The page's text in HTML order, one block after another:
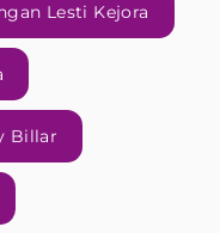
Lesti Kejora
Billar